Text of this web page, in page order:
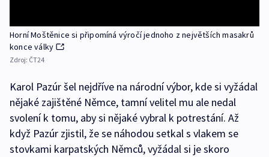
Horní Moštěnice si připomíná výročí jednoho z největších masakrů
konce války
Zdroj: ČT24
Karol Pazúr šel nejdříve na národní výbor, kde si vyžádal
nějaké zajištěné Němce, tamní velitel mu ale nedal
svolení k tomu, aby si nějaké vybral k potrestání. Až
když Pazúr zjistil, že se náhodou setkal s vlakem se
stovkami karpatských Němců, vyžádal si je skoro